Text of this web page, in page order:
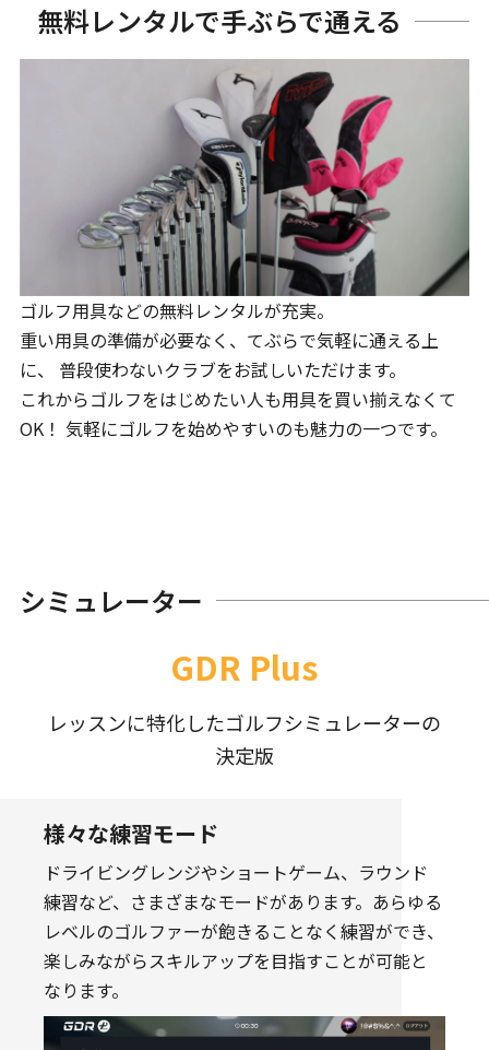
無料レンタルで手ぶらで通える
ゴルフ用具などの無料レンタルが充実。
重い用具の準備が必要なく、てぶらで気軽に通える上
に、 普段使わないクラブをお試しいただけます。
これからゴルフをはじめたい人も用具を買い揃えなくて
OK！ 気軽にゴルフを始めやすいのも魅力の一つです。
シミュレーター
GDR Plus
レッスンに特化したゴルフシミュレーターの
決定版
様々な練習モード
ドライビングレンジやショートゲーム、ラウンド
練習など、さまざまなモードがあります。あらゆる
レベルのゴルファーが飽きることなく練習ができ、
楽しみながらスキルアップを目指すことが可能と
なります。